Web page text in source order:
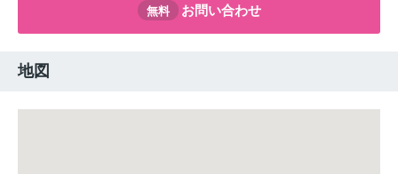
無料 お問い合わせ
地図